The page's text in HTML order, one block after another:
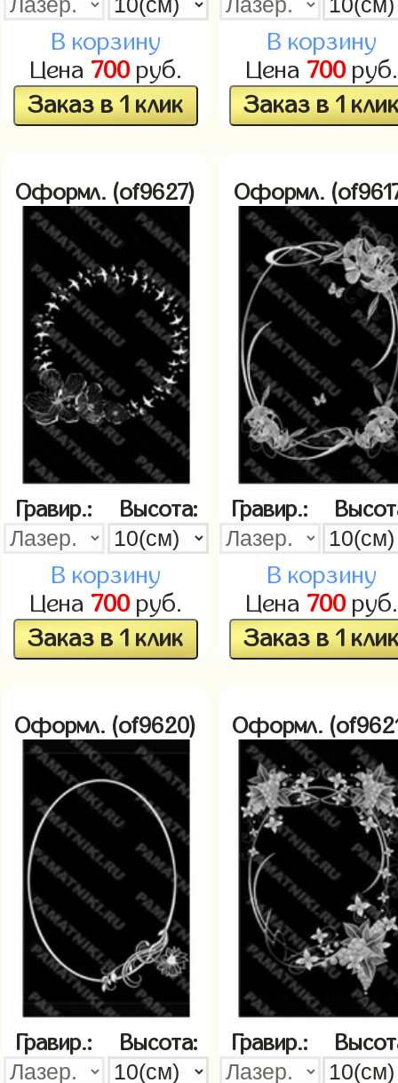
В корзину
Цена 700руб.
Заказ в 1 клик
В корзину
Цена 700руб.
Заказ в 1
Оформл. (of9627)
Гравир.: Высота:
В корзину
Цена 700руб.
Заказ в 1 клик
Оформл.
Гравир.:
В корзину
Цена 700руб.
Заказ в 1
Оформл. (of9620)
Гравир.: Высота:
Оформл.
Гравир.: